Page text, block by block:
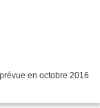
en octobre 2016